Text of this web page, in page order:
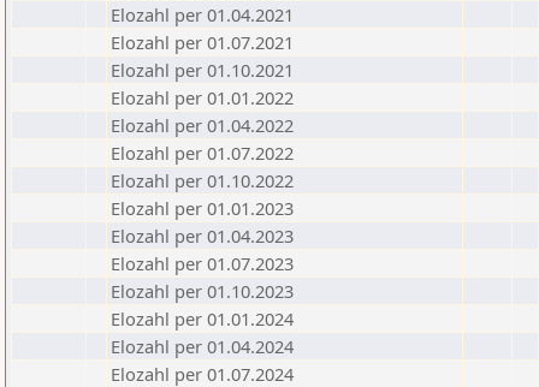
Elozahl per 01.04.2021
Elozahl per 01.07.2021
Elozahl per 01.10.2021
Elozahl per 01.01.2022
Elozahl per 01.04.2022
Elozahl per 01.07.2022
Elozahl per 01.10.2022
Elozahl per 01.01.2023
Elozahl per 01.04.2023
Elozahl per 01.07.2023
Elozahl per 01.10.2023
Elozahl per 01.01.2024
Elozahl per 01.04.2024
Elozahl per 01.07.2024